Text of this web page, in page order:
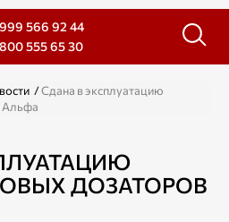
566 92 44
555 65 30
/Сдана в эксплуатацию
Альфа
ДОЗАТОРОВ